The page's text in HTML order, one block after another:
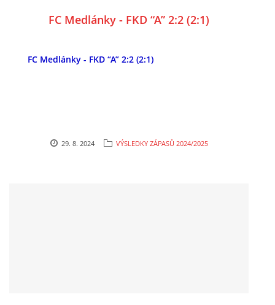
FC Medlánky - FKD “A” 2:2 (2:1)
FC Medlánky - FKD “A” 2:2 (2:1)
29. 8. 2024 VÝSLEDKY ZÁPASŮ 2024/2025